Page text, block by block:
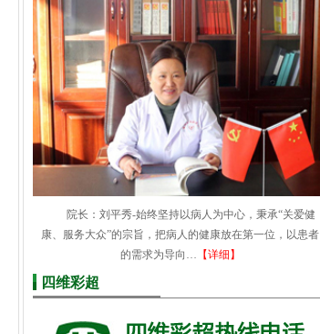
院长：刘平秀-始终坚持以病人为中心，秉承“关爱健
康、服务大众”的宗旨，把病人的健康放在第一位，以患者
的需求为导向… 【详细】
四维彩超